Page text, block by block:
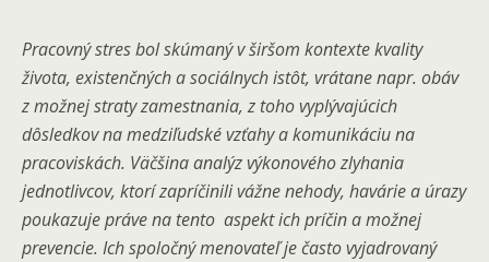
Pracovný stres bol skúmaný v širšom kontexte kvality
života, existenčných a sociálnych istôt, vrátane napr. obáv
z možnej straty zamestnania, z toho vyplývajúcich
dôsledkov na medziľudské vzťahy a komunikáciu na
pracoviskách. Väčšina analýz výkonového zlyhania
jednotlivcov, ktorí zapríčinili vážne nehody, havárie a úrazy
poukazuje práve na tento aspekt ich príčin a možnej
prevencie. Ich spoločný menovateľ je často vyjadrovaný